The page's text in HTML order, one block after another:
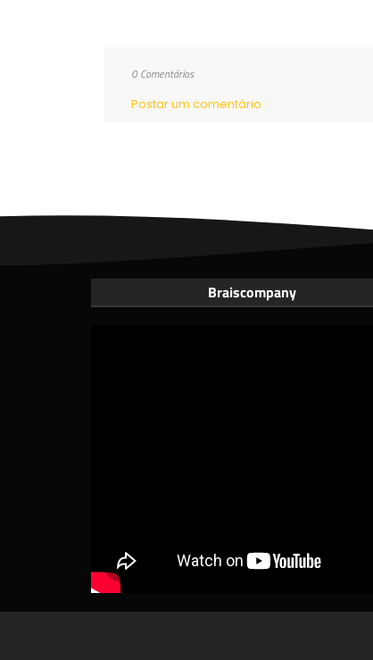
0 Comentários
Postar um comentário
Braiscompany